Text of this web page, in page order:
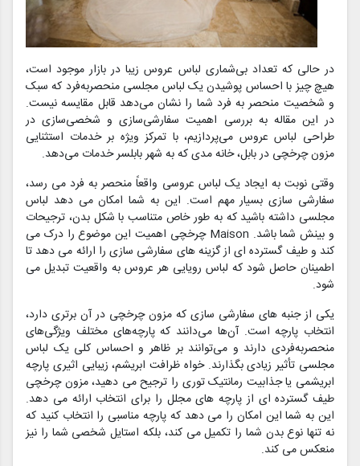
در حالی که تعداد بی‌شماری لباس عروس زیبا در بازار موجود است،
هیچ چیز با احساس پوشیدن یک لباس مجلسی منحصربه‌فرد که سبک
و شخصیت منحصر به فرد شما را نشان می‌دهد قابل مقایسه نیست.
در این مقاله به بررسی اهمیت سفارشی‌سازی و شخصی‌سازی در
طراحی لباس عروس می‌پردازیم، با تمرکز ویژه بر خدمات استثنایی
مزون چرخچی در بابل، خانه مدی که به شهر بابلسر خدمات می‌دهد.
وقتی نوبت به ایجاد یک لباس عروسی واقعاً منحصر به فرد می رسد،
سفارشی سازی بسیار مهم است. این به شما امکان می دهد لباس
مجلسی داشته باشید که به طور خاص متناسب با شکل بدن، ترجیحات
و بینش شما باشد. Maison چرخچی اهمیت این موضوع را درک می
کند و طیف گسترده ای از گزینه های سفارشی سازی را ارائه می دهد تا
اطمینان حاصل شود که لباس رویایی هر عروس به واقعیت تبدیل می
شود.
یکی از جنبه های سفارشی سازی که مزون چرخچی در آن برتری دارد،
انتخاب پارچه است. آن‌ها می‌دانند که پارچه‌های مختلف ویژگی‌های
منحصربه‌فردی دارند و می‌توانند بر ظاهر و احساس کلی یک لباس
مجلسی تأثیر زیادی بگذارند. خواه ظرافت ابریشم، زیبایی اثیری پارچه
ابریشمی یا جذابیت رمانتیک توری را ترجیح می دهید، مزون چرخچی
طیف گسترده ای از پارچه های مجلل را برای انتخاب ارائه می دهد.
این به شما این امکان را می دهد که پارچه مناسبی را انتخاب کنید که
نه تنها نوع بدن شما را تکمیل می کند، بلکه استایل شخصی شما را نیز
منعکس می کند.